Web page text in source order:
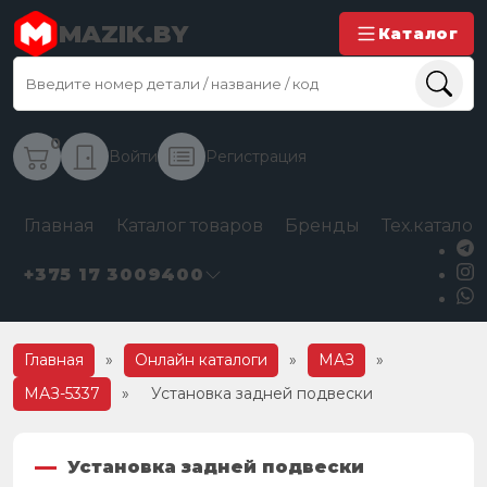
MAZIK.BY Каталог
0
Войти Регистрация
Главная Каталог товаров Бренды
+375 17 3009400
Главная » Онлайн каталоги » МАЗ
»
МАЗ-5337
» Установка задней подвески
Установка задней подвески